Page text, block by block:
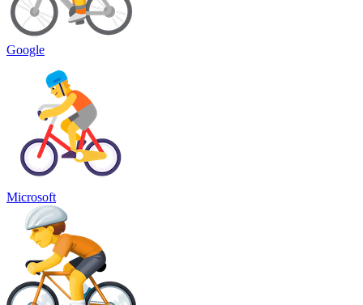
Google
Microsoft